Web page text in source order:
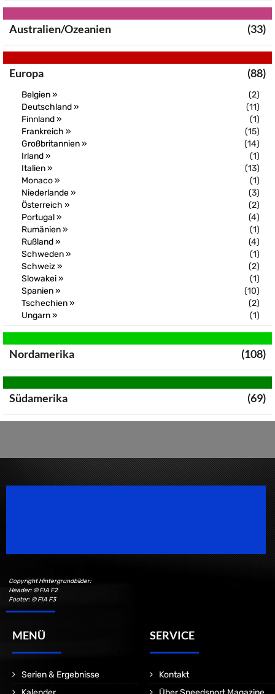
Australien/Ozeanien (33)
Europa (88)
Belgien »
(2)
Deutschland »
(11)
Finnland »
(1)
Frankreich »
(15)
Großbritannien »
(14)
Irland »
(1)
Italien »
(13)
Monaco »
(1)
Niederlande »
(3)
Österreich »
(2)
Portugal »
(4)
Rumänien »
(1)
Rußland »
(4)
Schweden »
(1)
Schweiz »
(2)
Slowakei »
(1)
Spanien »
(10)
Tschechien »
(2)
Ungarn »
(1)
Nordamerika (108)
Südamerika (69)
Copyright Hintergrundbilder:
Header: © FIA F2
Footer: © FIA F3
MENÜ
Serien & Ergebnisse
SERVICE
Kontakt